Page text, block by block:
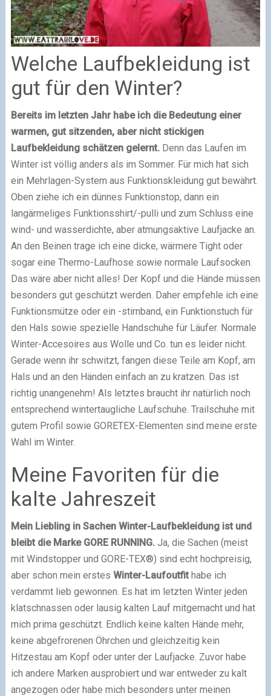
Welche Laufbekleidung ist
gut für den Winter?
Bereits im letzten Jahr habe ich die Bedeutung einer
warmen, gut sitzenden, aber nicht stickigen
Laufbekleidung schätzen gelernt.Denn das Laufen im
Winter ist völlig anders als im Sommer. Für mich hat sich
ein Mehrlagen-System aus Funktionskleidung gut bewährt.
Oben ziehe ich ein dünnes Funktionstop, dann ein
langärmeliges Funktionsshirt/-pulli und zum Schluss eine
wind- und wasserdichte, aber atmungsaktive Laufjacke an.
An den Beinen trage ich eine dicke, wärmere Tight oder
sogar eine Thermo-Laufhose sowie normale Laufsocken.
Das wäre aber nicht alles! Der Kopf und die Hände müssen
besonders gut geschützt werden. Daher empfehle ich eine
Funktionsmütze oder ein -stirnband, ein Funktionstuch für
den Hals sowie spezielle Handschuhe für Läufer. Normale
Winter-Accesoires aus Wolle und Co. tun es leider nicht.
Gerade wenn ihr schwitzt, fangen diese Teile am Kopf, am
Hals und an den Händen einfach an zu kratzen. Das ist
richtig unangenehm! Als letztes braucht ihr natürlich noch
entsprechend wintertaugliche Laufschuhe. Trailschuhe mit
gutem Profil sowie GORETEX-Elementen sind meine erste
Wahl im Winter.
Meine Favoriten für die
kalte Jahreszeit
Mein Liebling in Sachen Winter-Laufbekleidung ist und
bleibt die Marke GORE RUNNING. Ja, die Sachen (meist
mit Windstopper und GORE-TEX®) sind echt hochpreisig,
aber schon mein erstes Winter-Laufoutfithabe ich
verdammt lieb gewonnen. Es hat im letzten Winter jeden
klatschnassen oder lausig kalten Lauf mitgemacht und hat
mich prima geschützt. Endlich keine kalten Hände mehr,
keine abgefrorenen Öhrchen und gleichzeitig kein
Hitzestau am Kopf oder unter der Laufjacke. Zuvor habe
ich andere Marken ausprobiert und war entweder zu kalt
angezogen oder habe mich besonders unter meinen